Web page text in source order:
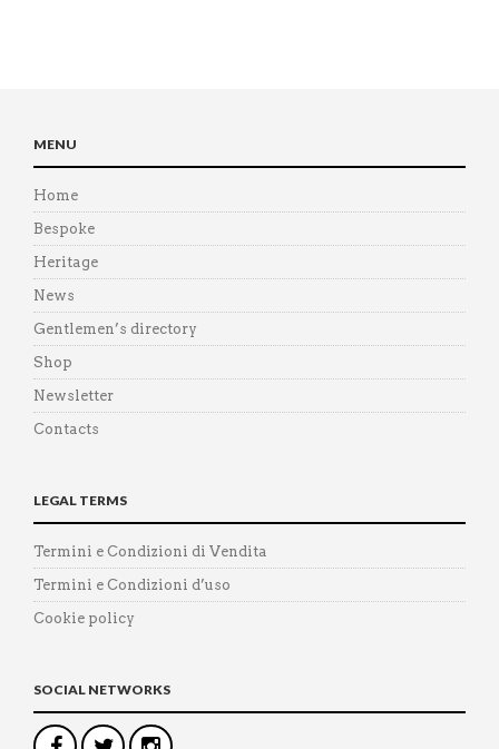
MENU
Home
Bespoke
Heritage
News
Gentlemen’s directory
Shop
Newsletter
Contacts
LEGAL TERMS
Termini e Condizioni di Vendita
Termini e Condizioni d’uso
Cookie policy
SOCIAL NETWORKS